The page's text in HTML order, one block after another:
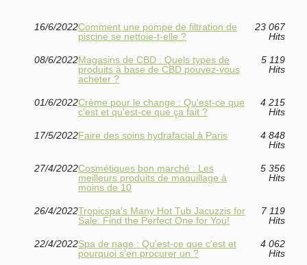
16/6/2022Comment une pompe de filtration de
piscine se nettoie-t-elle ?
23 067
Hits
08/6/2022Magasins de CBD : Quels types de
produits à base de CBD pouvez-vous
acheter ?
5 119
Hits
01/6/2022Crème pour le change : Qu'est-ce que
c'est et qu'est-ce que ça fait ?
4 215
Hits
17/5/2022Faire des soins hydrafacial à Paris
4 848
Hits
27/4/2022Cosmétiques bon marché : Les
meilleurs produits de maquillage à
moins de 10
5 356
Hits
26/4/2022Tropicspa's Many Hot Tub Jacuzzis for
Sale: Find the Perfect One for You!
7 119
Hits
22/4/2022Spa de nage : Qu'est-ce que c'est et
pourquoi s'en procurer un ?
4 062
Hits